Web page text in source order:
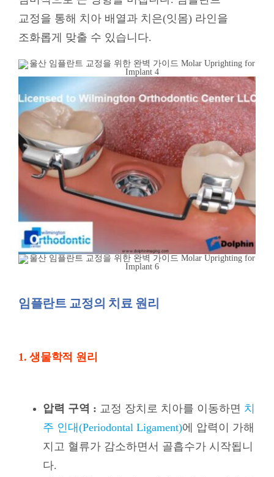
교정을 통해 치아 배열과 치은(잇몸) 라인을
조화롭게 맞출 수 있습니다.
임플란트 교정의 치료 원리
1. 생물학적 원리
압력 구역 : 교정 장치로 치아를 이동하면 치
주 인대(Periodontal Ligament)에 압력이 가해
지고 혈류가 감소하면서 골흡수가 시작됩니
다.